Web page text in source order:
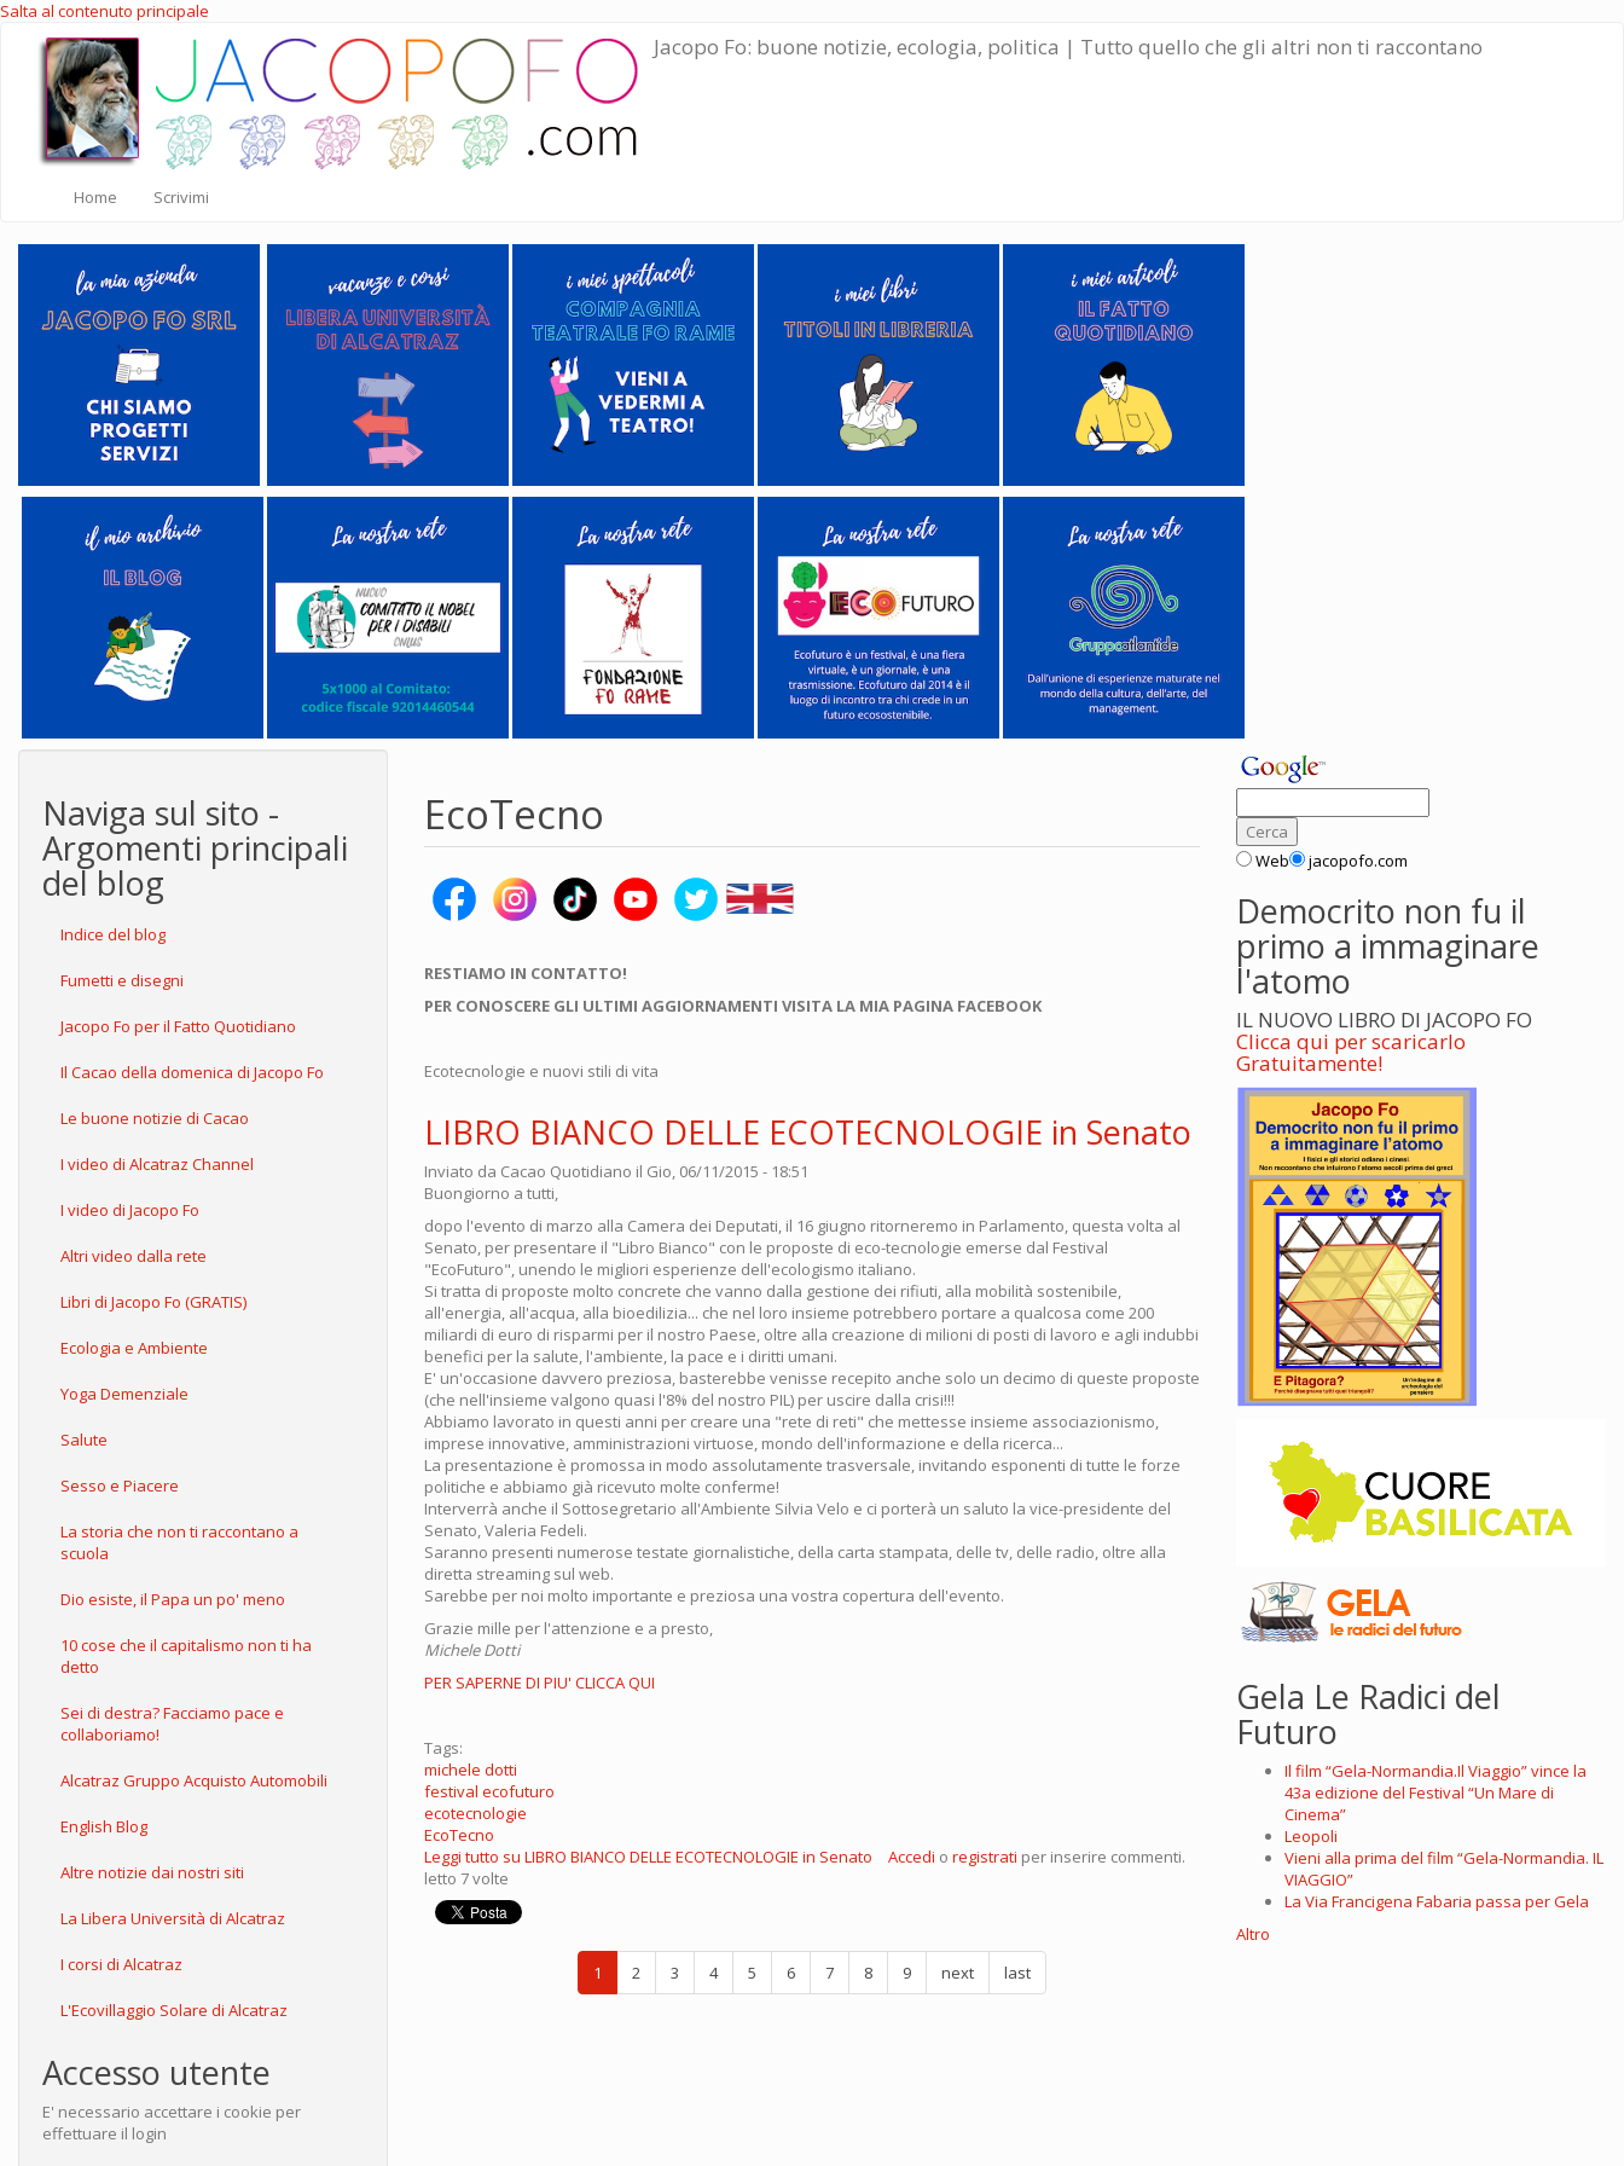
Salta al contenuto principale
Jacopo Fo: buone notizie, ecologia, politica | Tutto quello che gli altri non ti raccontano
Home Scrivimi
Naviga sul sito -
Argomenti principali
del blog
Indice del blog
Fumetti e disegni
Jacopo Fo per il Fatto Quotidiano
Il Cacao della domenica di Jacopo Fo
Le buone notizie di Cacao
I video di Alcatraz Channel
I video di Jacopo Fo
Altri video dalla rete
Libri di Jacopo Fo (GRATIS)
Ecologia e Ambiente
Yoga Demenziale
Salute
Sesso e Piacere
La storia che non ti raccontano a
scuola
Dio esiste, il Papa un po' meno
10 cose che il capitalismo non ti ha
detto
Sei di destra? Facciamo pace e
collaboriamo!
Alcatraz Gruppo Acquisto Automobili
English Blog
Altre notizie dai nostri siti
La Libera Università di Alcatraz
I corsi di Alcatraz
L'Ecovillaggio Solare di Alcatraz
Accesso utente
E' necessario accettare i cookie per
effettuare il login
EcoTecno
RESTIAMO IN CONTATTO!
PER CONOSCERE GLI ULTIMI AGGIORNAMENTI VISITA LA MIA PAGINA FACEBOOK
Ecotecnologie e nuovi stili di vita
LIBRO BIANCO DELLE ECOTECNOLOGIE in Senato
Inviato da Cacao Quotidiano il Gio, 06/11/2015 - 18:51
Buongiorno a tutti,
dopo l'evento di marzo alla Camera dei Deputati, il 16 giugno ritorneremo in Parlamento, questa volta al
Senato, per presentare il "Libro Bianco" con le proposte di eco-tecnologie emerse dal Festival
"EcoFuturo", unendo le migliori esperienze dell'ecologismo italiano.
Si tratta di proposte molto concrete che vanno dalla gestione dei rifiuti, alla mobilità sostenibile,
all'energia, all'acqua, alla bioedilizia... che nel loro insieme potrebbero portare a qualcosa come 200
miliardi di euro di risparmi per il nostro Paese, oltre alla creazione di milioni di posti di lavoro e agli indubbi
benefici per la salute, l'ambiente, la pace e i diritti umani.
E' un'occasione davvero preziosa, basterebbe venisse recepito anche solo un decimo di queste proposte
(che nell'insieme valgono quasi l'8% del nostro PIL) per uscire dalla crisi!!!
Abbiamo lavorato in questi anni per creare una "rete di reti" che mettesse insieme associazionismo,
imprese innovative, amministrazioni virtuose, mondo dell'informazione e della ricerca...
La presentazione è promossa in modo assolutamente trasversale, invitando esponenti di tutte le forze
politiche e abbiamo già ricevuto molte conferme!
Interverrà anche il Sottosegretario all'Ambiente Silvia Velo e ci porterà un saluto la vice-presidente del
Senato, Valeria Fedeli.
Saranno presenti numerose testate giornalistiche, della carta stampata, delle tv, delle radio, oltre alla
diretta streaming sul web.
Sarebbe per noi molto importante e preziosa una vostra copertura dell'evento.
Grazie mille per l'attenzione e a presto,
Michele Dotti
PER SAPERNE DI PIU' CLICCA QUI
Tags:
michele dotti
festival ecofuturo
ecotecnologie
EcoTecno
Leggi tutto su LIBRO BIANCO DELLE ECOTECNOLOGIE in Senato Accedi o registrati per inserire commenti.
letto 7 volte
1 2 3 4 5 6 7 8 9 next last
Web jacopofo.com
Democrito non fu il
primo a immaginare
l'atomo
IL NUOVO LIBRO DI JACOPO FO
Clicca qui per scaricarlo
Gratuitamente!
Gela Le Radici del
Futuro
Il film “Gela-Normandia.Il Viaggio” vince la
43a edizione del Festival “Un Mare di
Cinema”
Leopoli
Vieni alla prima del film “Gela-Normandia. IL
VIAGGIO”
La Via Francigena Fabaria passa per Gela
Altro